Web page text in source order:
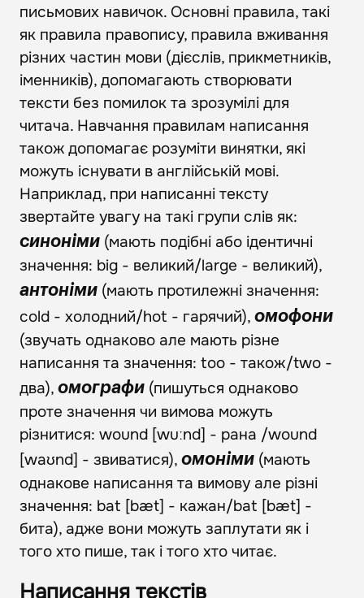
письмових навичок. Основні правила, такі
як правила правопису, правила вживання
різних частин мови (дієслів, прикметників,
іменників), допомагають створювати
тексти без помилок та зрозумілі для
читача. Навчання правилам написання
також допомагає розуміти винятки, які
можуть існувати в англійській мові.
Наприклад, при написанні тексту
звертайте увагу на такі групи слів як:
синоніми(мають подібні або ідентичні
значення: big - великий/large - великий),
антоніми(мають протилежні значення:
cold - холодний/hot - гарячий), омофони
(звучать однаково але мають різне
написання та значення: too - також/two -
два), омографи(пишуться однаково
проте значення чи вимова можуть
різнитися: wound [wuːnd] - рана /wound
[waʊnd] - звиватися), омоніми(мають
однакове написання та вимову але різні
значення: bat [bæt] - кажан/bat [bæt] -
бита), адже вони можуть заплутати як і
того хто пише, так і того хто читає.
Написання текстів